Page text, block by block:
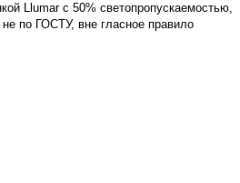
Llumar с 50% светопропускаемостью,
по ГОСТУ, вне гласное правило